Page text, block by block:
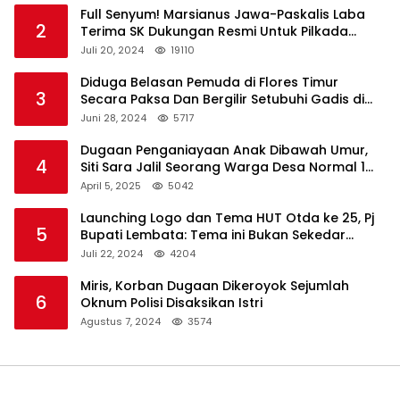
2
Full Senyum! Marsianus Jawa-Paskalis Laba
Terima SK Dukungan Resmi Untuk Pilkada
Lembata
Juli 20, 2024 19110
3
Diduga Belasan Pemuda di Flores Timur
Secara Paksa Dan Bergilir Setubuhi Gadis di
Bawah Umur
Juni 28, 2024 5717
4
Dugaan Penganiayaan Anak Dibawah Umur,
Siti Sara Jalil Seorang Warga Desa Normal 1
Melapor ke Polisi
April 5, 2025 5042
5
Launching Logo dan Tema HUT Otda ke 25, Pj
Bupati Lembata: Tema ini Bukan Sekedar
Refleksi Semalam
Juli 22, 2024 4204
6
Miris, Korban Dugaan Dikeroyok Sejumlah
Oknum Polisi Disaksikan Istri
Agustus 7, 2024 3574